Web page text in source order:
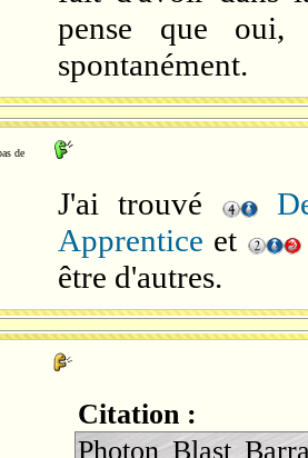
pense que
spontanément.
de
J'ai trouvé
Apprentice et
être d'autres.
Citation :
Photon Blast